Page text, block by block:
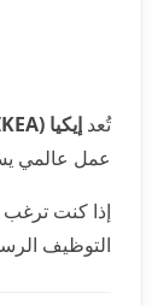
تُعد إيكيا (IKEA)
عمل عالمي
إذا كنت ترغب
التوظيف